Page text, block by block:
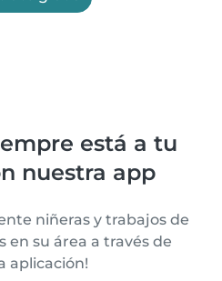
está a tu
nuestra app
niñeras y trabajos de
en su área a través de
aplicación!